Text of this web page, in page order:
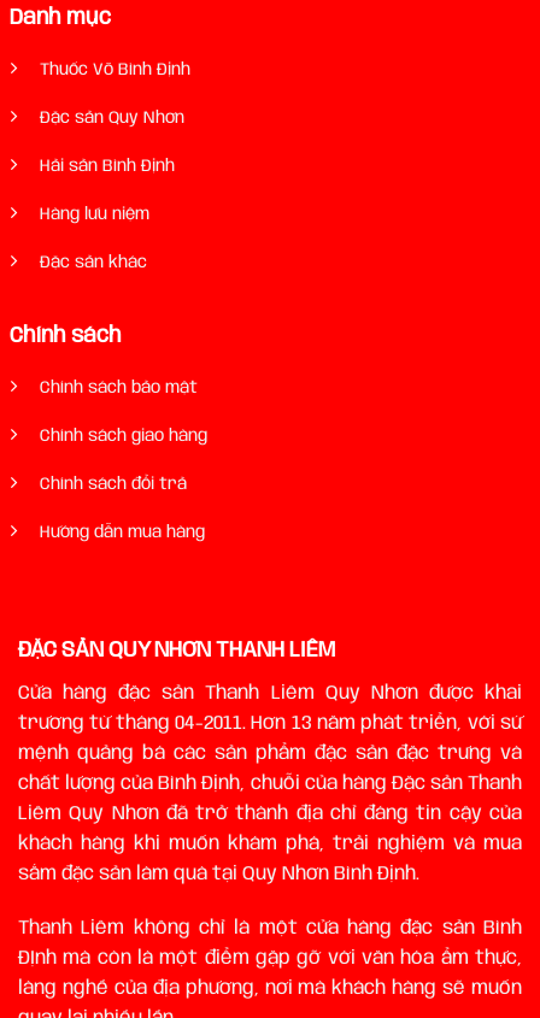
Danh mục
Thuốc Võ Bình Định
Đặc sản Quy Nhơn
Hải sản Bình Định
Hàng lưu niệm
Đặc sản khác
Chính sách
Chính sách bảo mật
Chính sách giao hàng
Chính sách đổi trả
Hướng dẫn mua hàng
ĐẶC SẢN QUY NHƠN THANH LIÊM
Cửa hàng đặc sản Thanh Liêm Quy Nhơn được khai
trương từ tháng 04-2011. Hơn 13 năm phát triển, với sứ
mệnh quảng bá các sản phẩm đặc sản đặc trưng và
chất lượng của Bình Định, chuỗi của hàng Đặc sản Thanh
Liêm Quy Nhơn đã trở thành địa chỉ đáng tin cậy của
khách hàng khi muốn khám phá, trải nghiệm và mua
sắm đặc sản làm quà tại Quy Nhơn Bình Định.
Thanh Liêm không chỉ là một cửa hàng đặc sản Bình
ĐỊnh mà còn là một điểm gặp gỡ với văn hóa ẩm thực,
làng nghề của địa phương, nơi mà khách hàng sẽ muốn